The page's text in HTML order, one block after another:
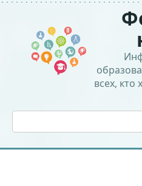
Перейти
контенту
всех, кто
Поиск: